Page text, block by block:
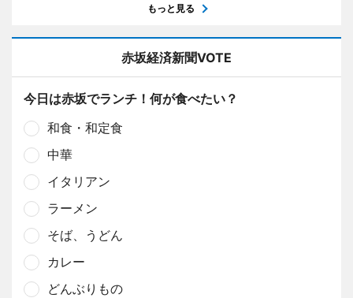
もっと見る
赤坂経済新聞VOTE
今日は赤坂でランチ！何が食べたい？
和食・和定食
中華
イタリアン
ラーメン
そば、うどん
カレー
どんぶりもの